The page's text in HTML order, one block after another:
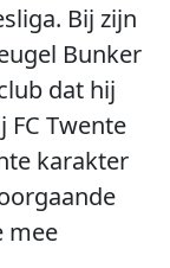
Bij zijn
Bunker
dat hij
FC Twente
karakter
mee